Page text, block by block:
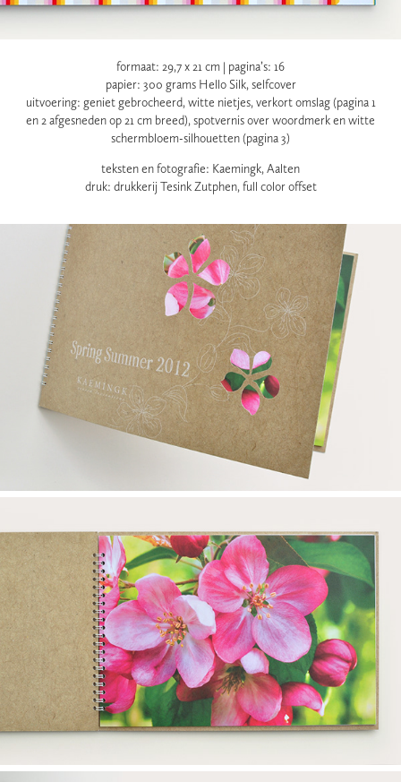
formaat: 29,7 x 21 cm | pagina’s: 16
papier: 300 grams Hello Silk, selfcover
uitvoering: geniet gebrocheerd, witte nietjes, verkort omslag (pagina 1
en 2 afgesneden op 21 cm breed), spotvernis over woordmerk en witte
schermbloem-silhouetten (pagina 3)
teksten en fotografie: Kaemingk, Aalten
druk: drukkerij Tesink Zutphen, full color offset